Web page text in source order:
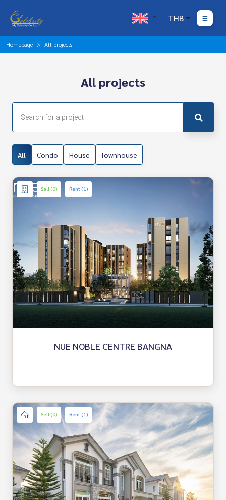
THB
Homepage All projects
All projects
All Condo House Townhouse
Sell (0) Rent (1)
NUE NOBLE CENTRE BANGNA
Sell (0) Rent (1)